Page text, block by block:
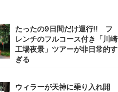
たったの9日間だけ運行!! フ
レンチのフルコース付き「川崎
工場夜景」ツアーが非日常的す
ぎる
ウィラーが天神に乗り入れ開